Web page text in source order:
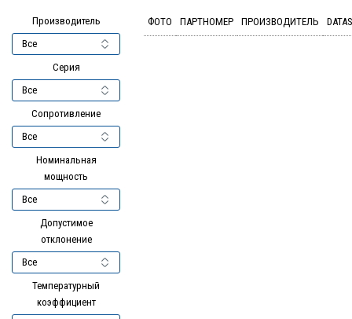
Производитель
Серия
Сопротивление
Номинальная
мощность
Допустимое
отклонение
Температурный
коэффициент
ФОТО ПАРТНОМЕР ПРОИЗВОДИТЕЛЬ